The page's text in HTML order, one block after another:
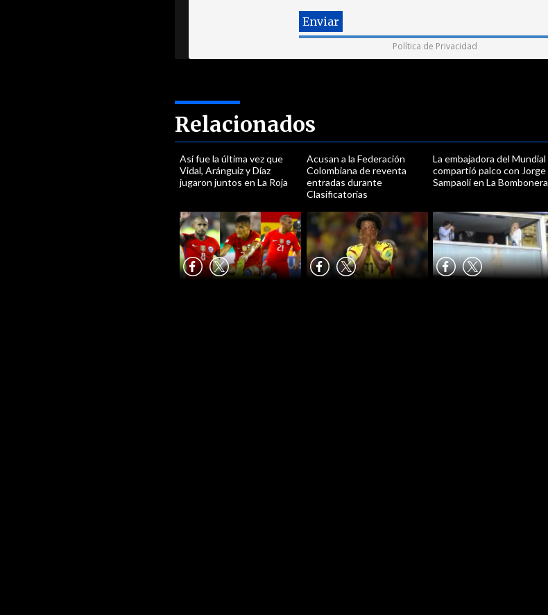
Política de Privacidad
Relacionados
Así fue la última vez que
Vidal, Aránguiz y Díaz
jugaron juntos en La Roja
Acusan a la Federación
Colombiana de reventa
entradas durante
Clasificatorias
La embajadora del Mundial
compartió palco con Jorge
Sampaoli en La Bombonera